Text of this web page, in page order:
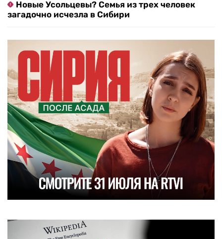
Новые Усольцевы? Семья из трех человек
загадочно исчезла в Сибири